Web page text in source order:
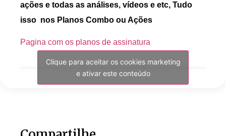
ações e todas as análises, vídeos e etc, Tudo
isso nos Planos Combo ou Ações
Pagina com os planos de assinatura
Clique para aceitar os cookies marketing
e ativar este conteúdo